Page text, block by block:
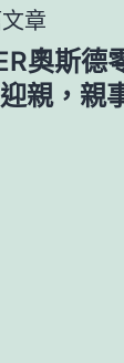
章
奧斯德
親，親